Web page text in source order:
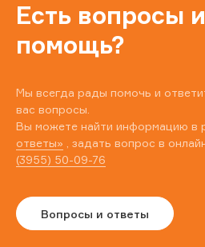
Есть вопросы
помощь?
Мы всегда рады помочь и
вас вопросы.
Вы можете найти информацию в
ответы» , задать вопрос в
(3955) 50-09-76
Вопросы и ответы